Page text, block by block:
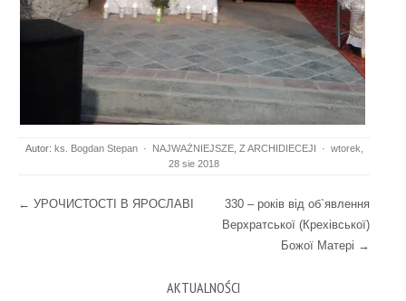
Autor: ks. Bogdan Stepan · NAJWAŻNIEJSZE, Z ARCHIDIECEJI · wtorek,
28 sie 2018
Post navigation
← УРОЧИСТОСТІ В ЯРОСЛАВІ
330 – років від об`явлення
Верхратської (Крехівської)
Божої Матері →
AKTUALNOŚCI